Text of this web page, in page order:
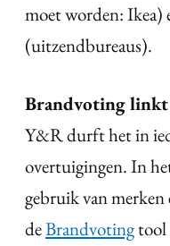
moet worden: Ikea)
(uitzendbureaus).
Brandvoting linkt
Y&R durft het in
overtuigingen. In
gebruik van
deBrandvotingtool